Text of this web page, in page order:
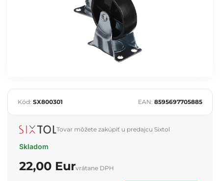
Kód: SX800301 EAN: 8595697705885
Tovar môžete zakúpiť u predajcu Sixtol
Skladom
22,00 Eurvrátane DPH